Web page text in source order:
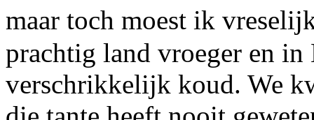
maar toch moest ik
prachtig land vroeger en in
verschrikkelijk koud. We